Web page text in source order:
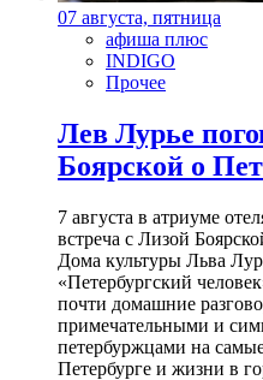
07 августа, пятница
афиша плюс
INDIGO
Прочее
Лев Лурье
Боярской о
7 августа в атриуме
встреча с Лизой
Дома культуры Льва
«Петербургский
почти домашние
примечательными и
петербуржцами на
Петербурге и жизни в